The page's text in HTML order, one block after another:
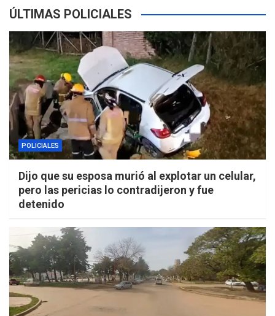
ÚLTIMAS POLICIALES
POLICIALES
Dijo que su esposa murió al explotar un celular,
pero las pericias lo contradijeron y fue
detenido